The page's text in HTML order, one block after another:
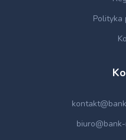
Polityka